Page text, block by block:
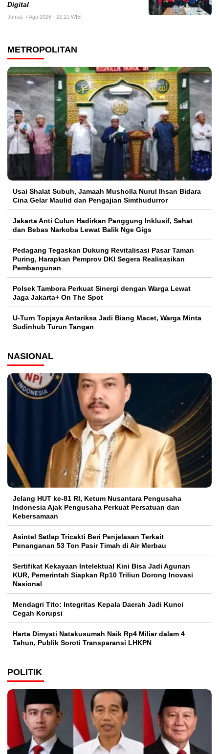
Digital
Jumat, 7 Agu 2026 - 22:21 WIB
METROPOLITAN
Usai Shalat Subuh, Jamaah Musholla Nurul Ihsan Bidara
Cina Gelar Maulid dan Pengajian Simthudurror
Jakarta Anti Culun Hadirkan Panggung Inklusif, Sehat
dan Bebas Narkoba Lewat Balik Nge Gigs
Pedagang Tegaskan Dukung Revitalisasi Pasar Taman
Puring, Harapkan Pemprov DKI Segera Realisasikan
Pembangunan
Polsek Tambora Perkuat Sinergi dengan Warga Lewat
Jaga Jakarta+ On The Spot
U-Turn Topjaya Antariksa Jadi Biang Macet, Warga Minta
Sudinhub Turun Tangan
NASIONAL
Jelang HUT ke-81 RI, Ketum Nusantara Pengusaha
Indonesia Ajak Pengusaha Perkuat Persatuan dan
Kebersamaan
Asintel Satlap Tricakti Beri Penjelasan Terkait
Penanganan 53 Ton Pasir Timah di Air Merbau
Sertifikat Kekayaan Intelektual Kini Bisa Jadi Agunan
KUR, Pemerintah Siapkan Rp10 Triliun Dorong Inovasi
Nasional
Mendagri Tito: Integritas Kepala Daerah Jadi Kunci
Cegah Korupsi
Harta Dimyati Natakusumah Naik Rp4 Miliar dalam 4
Tahun, Publik Soroti Transparansi LHKPN
POLITIK